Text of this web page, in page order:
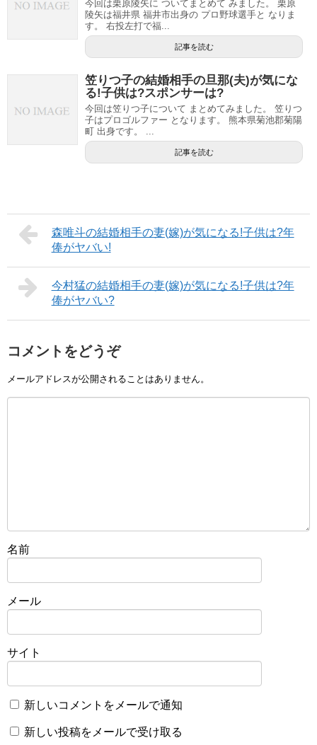
今回は栗原陵矢に ついてまとめて みました。 栗原
陵矢は福井県 福井市出身の プロ野球選手と なりま
す。 右投左打で福...
記事を読む
笠りつ子の結婚相手の旦那(夫)が気にな
る!子供は?スポンサーは?
今回は笠りつ子について まとめてみました。 笠りつ
子はプロゴルファー となります。 熊本県菊池郡菊陽
町 出身です。 ...
記事を読む
森唯斗の結婚相手の妻(嫁)が気になる!子供は?年
俸がヤバい!
今村猛の結婚相手の妻(嫁)が気になる!子供は?年
俸がヤバい?
コメントをどうぞ
メールアドレスが公開されることはありません。
名前
メール
サイト
新しいコメントをメールで通知
新しい投稿をメールで受け取る